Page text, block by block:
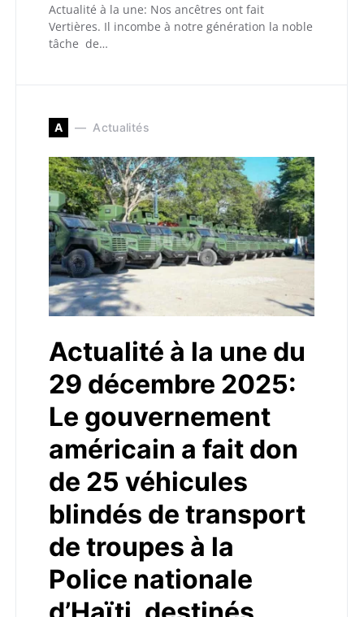
Actualité à la une: Nos ancêtres ont fait
Vertières. Il incombe à notre génération la noble
tâche de…
A Actualités
Actualité à la une du
29 décembre 2025:
Le gouvernement
américain a fait don
de 25 véhicules
blindés de transport
de troupes à la
Police nationale